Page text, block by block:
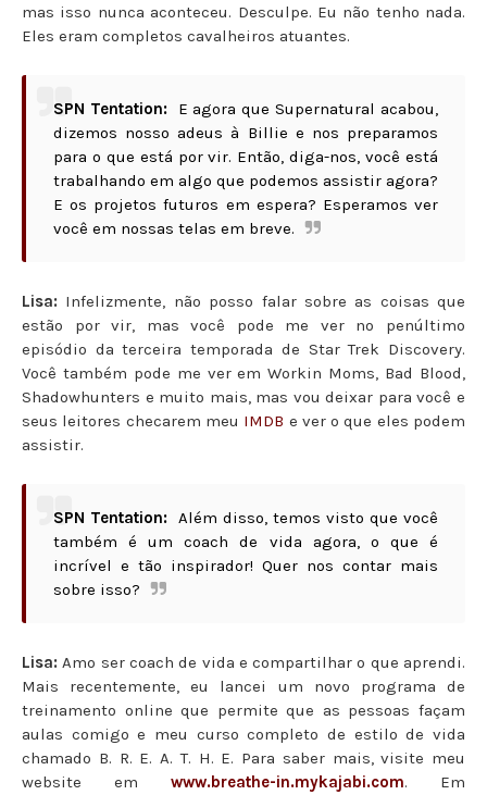
mas isso nunca aconteceu. Desculpe. Eu não tenho nada.
Eles eram completos cavalheiros atuantes.
SPN Tentation:
E agora que Supernatural acabou,
dizemos nosso adeus à Billie e nos preparamos
para o que está por vir. Então, diga-nos, você está
trabalhando em algo que podemos assistir agora?
E os projetos futuros em espera? Esperamos ver
você em nossas telas em breve.
Lisa: Infelizmente, não posso falar sobre as coisas que
estão por vir, mas você pode me ver no penúltimo
episódio da terceira temporada de Star Trek Discovery.
Você também pode me ver em Workin Moms, Bad Blood,
Shadowhunters e muito mais, mas vou deixar para você e
seus leitores checarem meu IMDB e ver o que eles podem
assistir.
SPN Tentation: Além disso, temos visto que você
também é um coach de vida agora, o que é
incrível e tão inspirador! Quer nos contar mais
sobre isso?
Lisa:Amo ser coach de vida e compartilhar o que aprendi.
Mais recentemente, eu lancei um novo programa de
treinamento online que permite que as pessoas façam
aulas comigo e meu curso completo de estilo de vida
chamado B. R. E. A. T. H. E. Para saber mais, visite meu
website em www.breathe-in.mykajabi.com. Em